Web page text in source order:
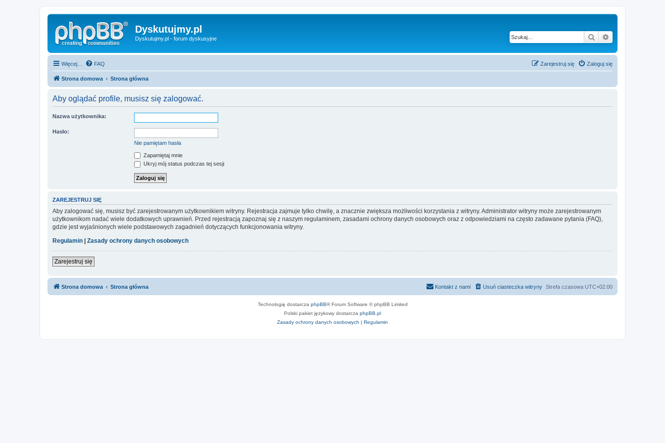
Dyskutujmy.pl
Dyskutujmy.pl - forum dyskusyjne Szukaj
Więcej… FAQ Zaloguj się
Zarejestruj się
Strona domowa Strona główna
Aby oglądać profile, musisz się zalogować.
Nazwa użytkownika:
Hasło:
Nie pamiętam hasła
Zapamiętaj mnie
Ukryj mój status podczas tej sesji
ZAREJESTRUJ SIĘ
Aby zalogować się, musisz być zarejestrowanym użytkownikiem witryny. Rejestracja zajmuje tylko chwilę, a znacznie zwiększa możliwości korzystania z witryny. Administrator witryny może zarejestrowanym
użytkownikom nadać wiele dodatkowych uprawnień. Przed rejestracją zapoznaj się z naszym regulaminem, zasadami ochrony danych osobowych oraz z odpowiedziami na często zadawane pytania (FAQ),
gdzie jest wyjaśnionych wiele podstawowych zagadnień dotyczących funkcjonowania witryny.
Regulamin
Zasady ochrony danych osobowych
Zarejestruj się
Strona domowa Strona główna Strefa czasowa UTC+02:00
Usuń ciasteczka witryny
Kontakt z nami
Technologię dostarcza phpBB® Forum Software © phpBB Limited
Polski pakiet językowy dostarcza phpBB.pl
Zasady ochrony danych osobowych | Regulamin